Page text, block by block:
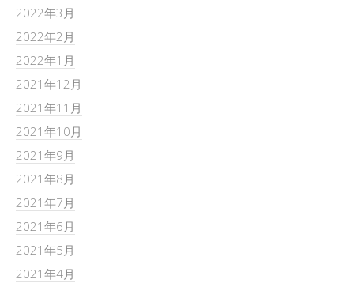
2022年3月
2022年2月
2022年1月
2021年12月
2021年11月
2021年10月
2021年9月
2021年8月
2021年7月
2021年6月
2021年5月
2021年4月